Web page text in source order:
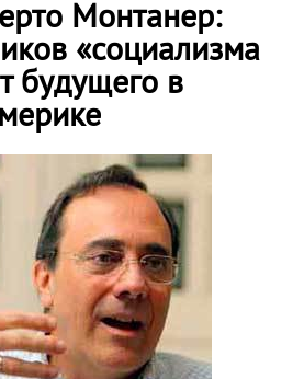
Монтанер:
«социализма
будущего в